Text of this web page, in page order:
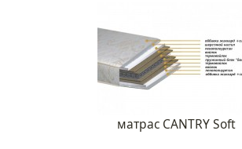
матрас CANTRY Soft